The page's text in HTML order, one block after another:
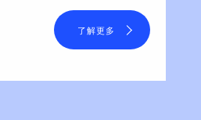
了解更多